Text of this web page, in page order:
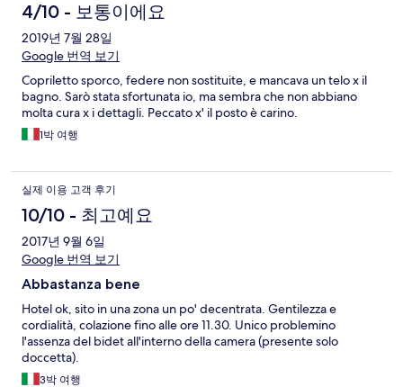
4/10 - 보통이에요
2019년 7월 28일
Google 번역 보기
Copriletto sporco, federe non sostituite, e mancava un telo x il
bagno. Sarò stata sfortunata io, ma sembra che non abbiano
molta cura x i dettagli. Peccato x' il posto è carino.
1박 여행
실제 이용 고객 후기
10/10 - 최고예요
2017년 9월 6일
Google 번역 보기
Abbastanza bene
Hotel ok, sito in una zona un po' decentrata. Gentilezza e
cordialità, colazione fino alle ore 11.30. Unico problemino
l'assenza del bidet all'interno della camera (presente solo
doccetta).
3박 여행